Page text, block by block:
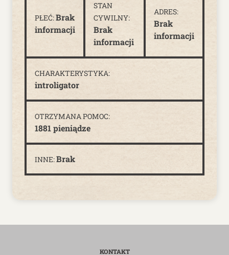
PŁEĆ:Brak
informacji
STAN
CYWILNY:
Brak
informacji
ADRES:
Brak
informacji
CHARAKTERYSTYKA:
introligator
OTRZYMANA POMOC:
1881 pieniądze
INNE:Brak
KONTAKT